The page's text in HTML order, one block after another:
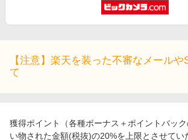
Samsung ボーナスキャンペーン
週末の高還元 夏の長期版
【注意】楽天を装った不審なメールや
て
獲得ポイント（各種ボーナス＋ポイントバッ
い物された金額(税抜)の20%を上限とさせてい